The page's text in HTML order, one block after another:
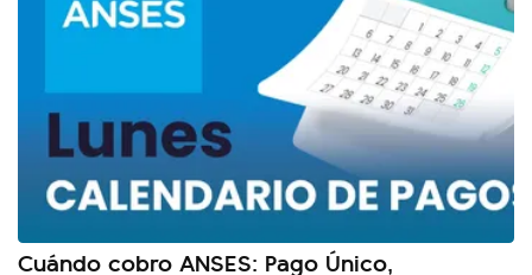
Cuándo cobro ANSES: Pago Único,